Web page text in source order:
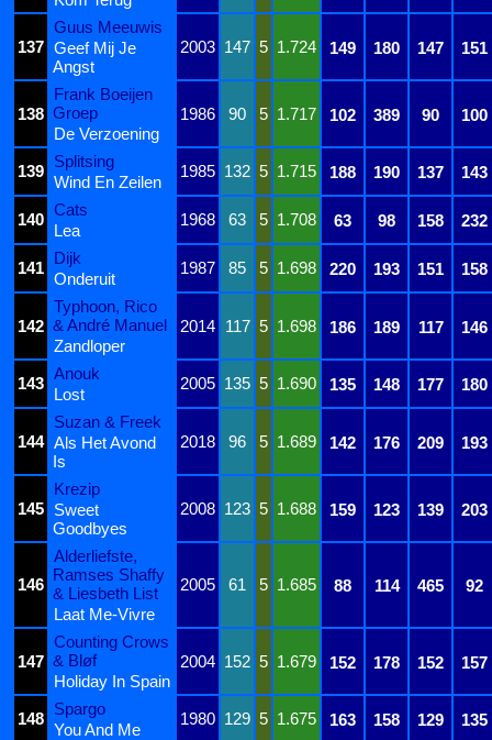
137
Guus Meeuwis
2003 147 5 1.724 149 180 147 151
Geef Mij Je
Angst
138
Frank Boeijen
Groep
1986 90 5 1.717 102 389 90
100
De Verzoening
139
Splitsing
1985 132 5 1.715 188 190 137 143
Wind En Zeilen
140
Cats
1968 63 5 1.708 63 98 158 232
Lea
141
Dijk
1987 85 5 1.698 220 193 151 158
Onderuit
142
Typhoon, Rico
& André Manuel
2014 117 5 1.698 186 189 117
146
Zandloper
143
Anouk
2005 135 5 1.690 135 148 177 180
Lost
144
Suzan & Freek
2018
96 5 1.689 142 176 209 193
Als Het Avond
Is
145
Krezip
2008 123 5 1.688 159 123 139 203
Sweet
Goodbyes
146
Alderliefste,
Ramses Shaffy
& Liesbeth List
2005 61 5 1.685 88 114 465
92
Laat Me-Vivre
147
Counting Crows
& Bløf
2004 152 5 1.679 152 178 152
157
Holiday In Spain
148
Spargo
1980 129 5 1.675 163 158 129 135
You And Me